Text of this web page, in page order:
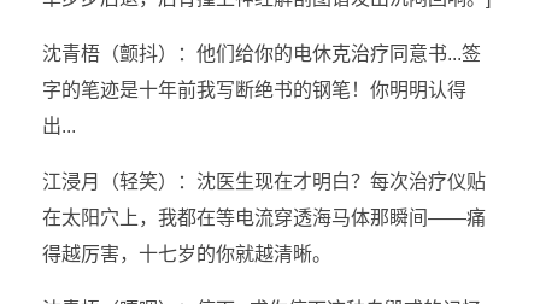
沈青梧（颤抖）：他们给你的电休克治疗同意书...签
字的笔迹是十年前我写断绝书的钢笔！你明明认得
出...
江浸月（轻笑）：沈医生现在才明白？每次治疗仪贴
在太阳穴上，我都在等电流穿透海马体那瞬间——痛
得越厉害，十七岁的你就越清晰。